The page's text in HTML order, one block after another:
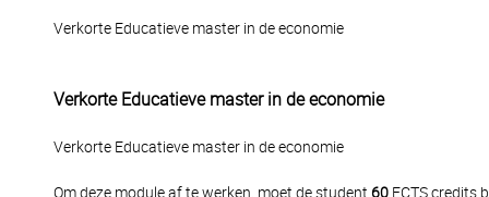
Verkorte Educatieve master in de economie
Verkorte Educatieve master in de economie
Verkorte Educatieve master in de economie
Om deze module af te werken, moet de student 60 ECTS credits